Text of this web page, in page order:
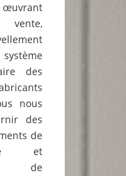
œuvrant
des
nous
des
de
et
de